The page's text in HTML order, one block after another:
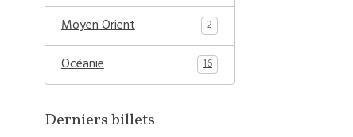
Moyen Orient 2
Océanie 16
Derniers billets